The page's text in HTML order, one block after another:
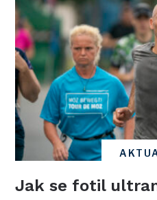
Jak se fotil